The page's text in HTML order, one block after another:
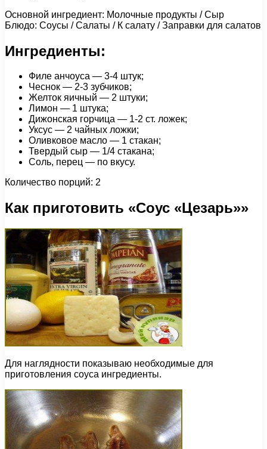
Основной ингредиент: Молочные продукты / Сыр
Блюдо: Соусы / Салаты / К салату / Заправки для салатов
Ингредиенты:
Филе анчоуса — 3-4 штук;
Чеснок — 2-3 зубчиков;
Желток яичный — 2 штуки;
Лимон — 1 штука;
Дижонская горчица — 1-2 ст. ложек;
Уксус — 2 чайных ложки;
Оливковое масло — 1 стакан;
Твердый сыр — 1/4 стакана;
Соль, перец — по вкусу.
Количество порций: 2
Как приготовить «Соус «Цезарь»»
Для наглядности показываю необходимые для
приготовления соуса ингредиенты.